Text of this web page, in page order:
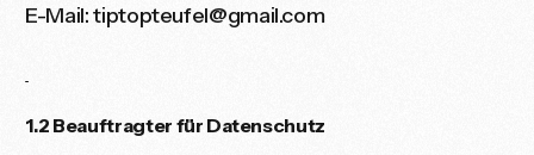
E-Mail: tiptopteufel@gmail.com
1.2 Beauftragter für Datenschutz